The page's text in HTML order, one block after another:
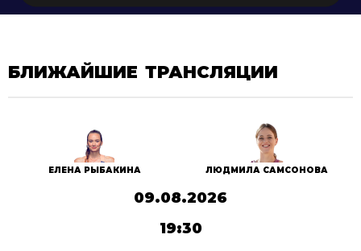
БЛИЖАЙШИЕ ТРАНСЛЯЦИИ
ЕЛЕНА РЫБАКИНА ЛЮДМИЛА САМСОНОВА
09.08.2026
19:30